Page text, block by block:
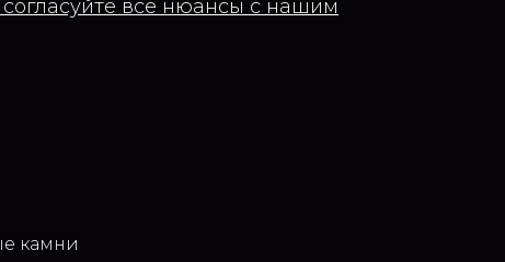
согласуйте все нюансы с нашим
камни